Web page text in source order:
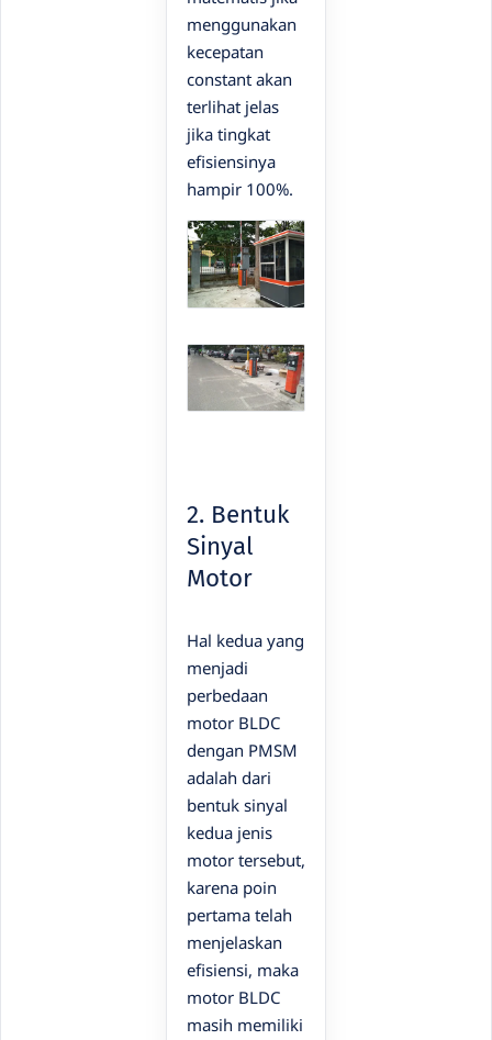
menggunakan
kecepatan
constant akan
terlihat jelas
jika tingkat
efisiensinya
hampir 100%.
2. Bentuk
Sinyal
Motor
Hal kedua yang
menjadi
perbedaan
motor BLDC
dengan PMSM
adalah dari
bentuk sinyal
kedua jenis
motor tersebut,
karena poin
pertama telah
menjelaskan
efisiensi, maka
motor BLDC
masih memiliki